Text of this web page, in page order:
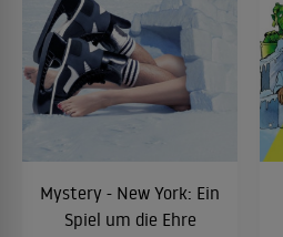
Mystery - New York: Ein
Spiel um die Ehre